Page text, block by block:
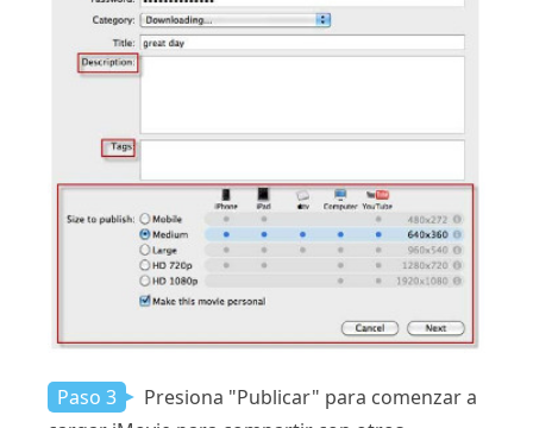
Paso 3
Presiona "Publicar" para comenzar a